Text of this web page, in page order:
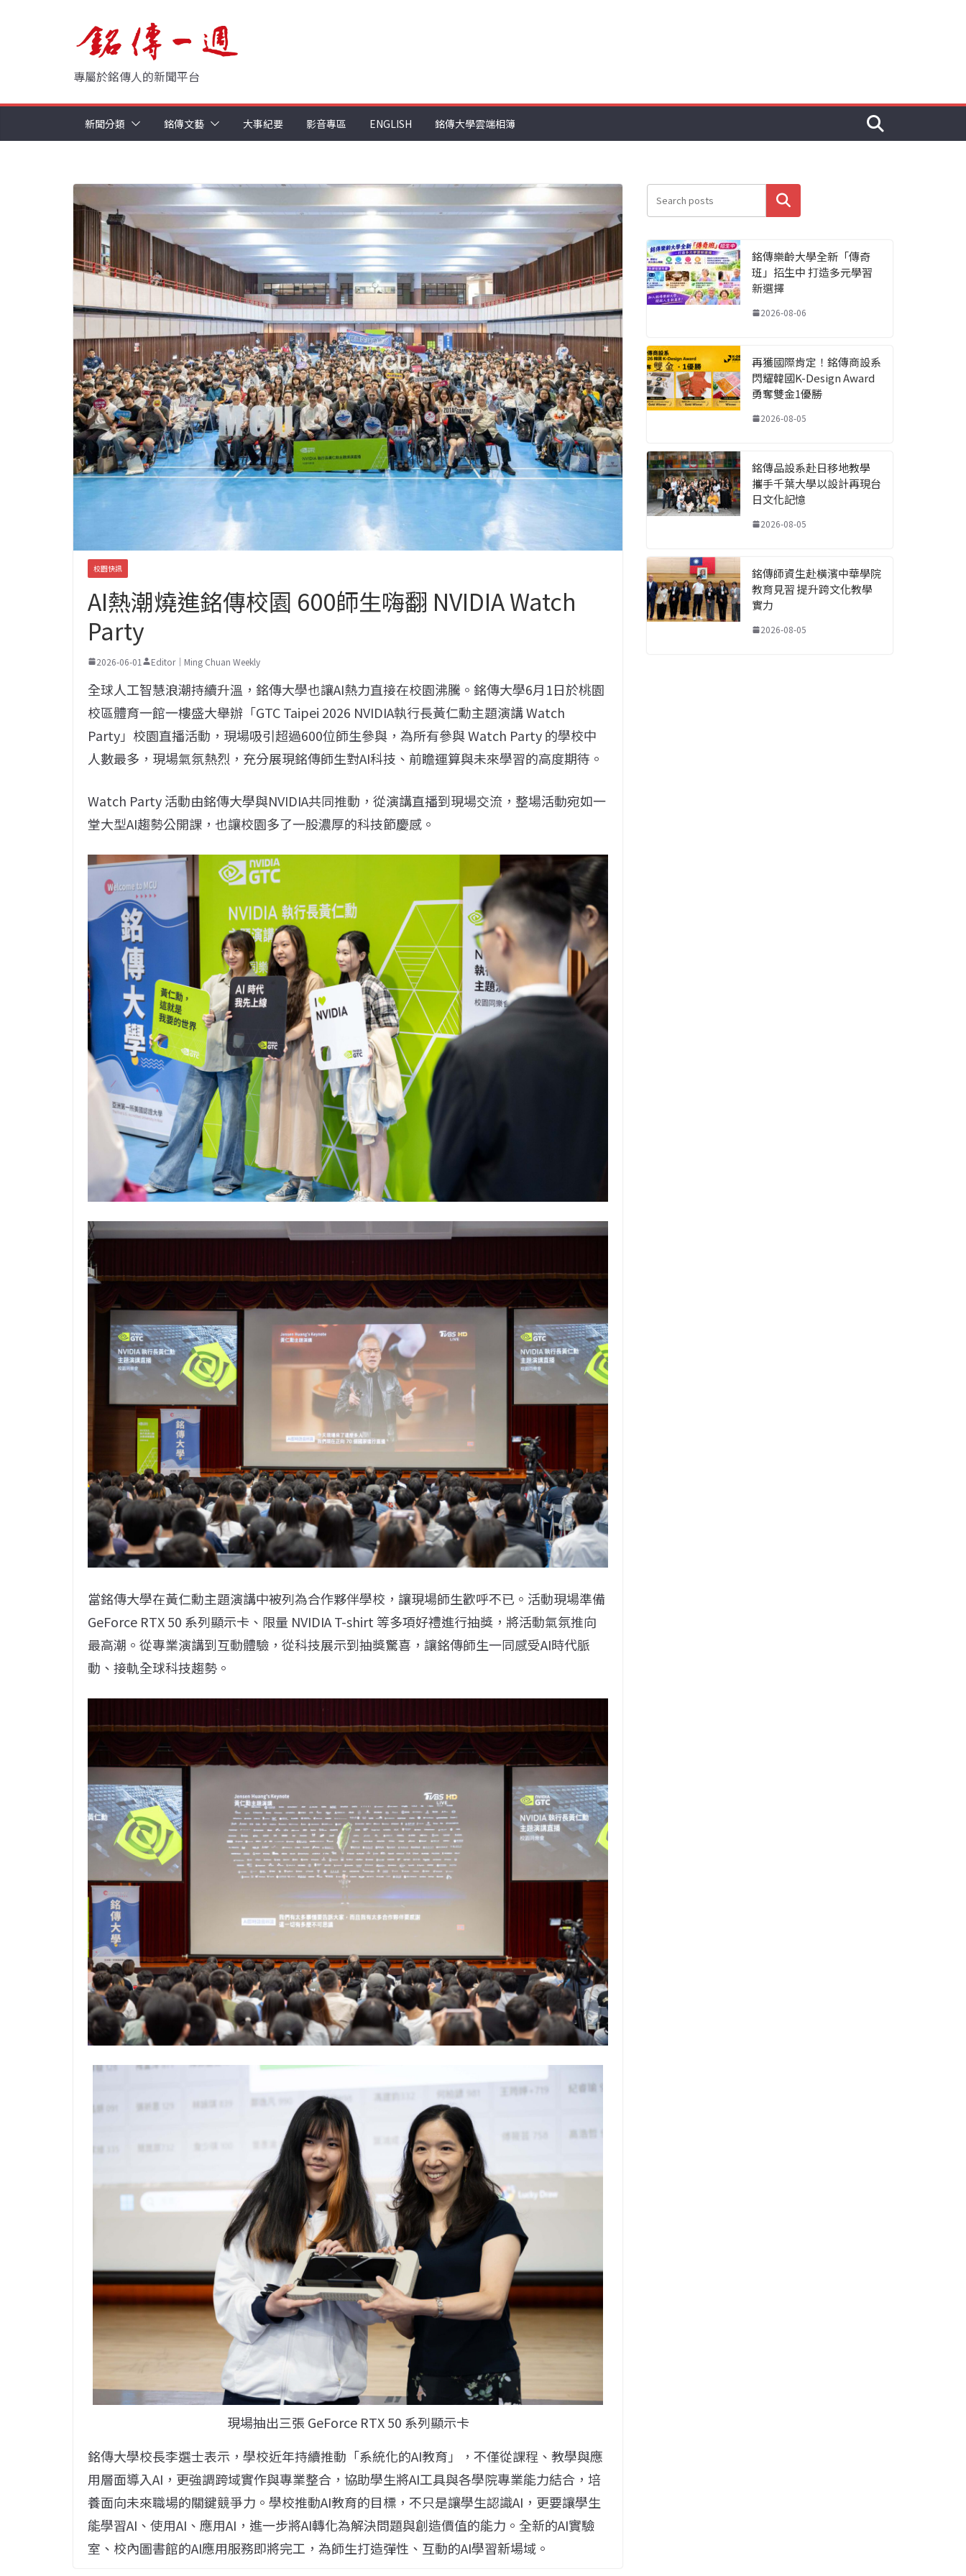
專屬於銘傳人的新聞平台
新聞分類 銘傳文藝 大事紀要 影音專區 ENGLISH 銘傳大學雲端相簿
校園快訊
AI熱潮燒進銘傳校園 600師生嗨翻 NVIDIA Watch
Party
2026-06-01 Editor｜Ming Chuan Weekly
全球人工智慧浪潮持續升溫，銘傳大學也讓AI熱力直接在校園沸騰。銘傳大學6月1日於桃園
校區體育一館一樓盛大舉辦「GTC Taipei 2026 NVIDIA執行長黃仁勳主題演講 Watch
Party」校園直播活動，現場吸引超過600位師生參與，為所有參與 Watch Party 的學校中
人數最多，現場氣氛熱烈，充分展現銘傳師生對AI科技、前瞻運算與未來學習的高度期待。
Watch Party 活動由銘傳大學與NVIDIA共同推動，從演講直播到現場交流，整場活動宛如一
堂大型AI趨勢公開課，也讓校園多了一股濃厚的科技節慶感。
當銘傳大學在黃仁勳主題演講中被列為合作夥伴學校，讓現場師生歡呼不已。活動現場準備
GeForce RTX 50 系列顯示卡、限量 NVIDIA T-shirt 等多項好禮進行抽獎，將活動氣氛推向
最高潮。從專業演講到互動體驗，從科技展示到抽獎驚喜，讓銘傳師生一同感受AI時代脈
動、接軌全球科技趨勢。
現場抽出三張 GeForce RTX 50 系列顯示卡
銘傳大學校長李選士表示，學校近年持續推動「系統化的AI教育」，不僅從課程、教學與應
用層面導入AI，更強調跨域實作與專業整合，協助學生將AI工具與各學院專業能力結合，培
養面向未來職場的關鍵競爭力。學校推動AI教育的目標，不只是讓學生認識AI，更要讓學生
能學習AI、使用AI、應用AI，進一步將AI轉化為解決問題與創造價值的能力。全新的AI實驗
室、校內圖書館的AI應用服務即將完工，為師生打造彈性、互動的AI學習新場域。
搜尋
銘傳樂齡大學全新「傳奇
班」招生中 打造多元學習
新選擇
2026-08-06
再獲國際肯定！銘傳商設系
閃耀韓國K-Design Award
勇奪雙金1優勝
2026-08-05
銘傳品設系赴日移地教學
攜手千葉大學以設計再現台
日文化記憶
2026-08-05
銘傳師資生赴橫濱中華學院
教育見習 提升跨文化教學
實力
2026-08-05